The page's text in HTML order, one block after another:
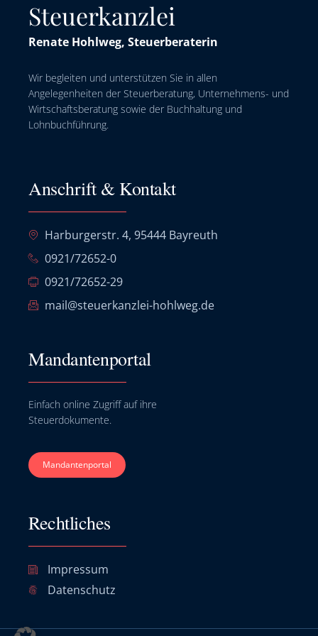
Steuerkanzlei
Renate Hohlweg, Steuerberaterin
Wir begleiten und unterstützen Sie in allen
Angelegenheiten der Steuerberatung, Unternehmens- und
Wirtschaftsberatung sowie der Buchhaltung und
Lohnbuchführung.
Anschrift & Kontakt
Harburgerstr. 4, 95444 Bayreuth
0921/72652-0
0921/72652-29
mail@steuerkanzlei-hohlweg.de
Mandantenportal
Einfach online Zugriff auf ihre
Steuerdokumente.
Mandantenportal
Rechtliches
Impressum
Datenschutz